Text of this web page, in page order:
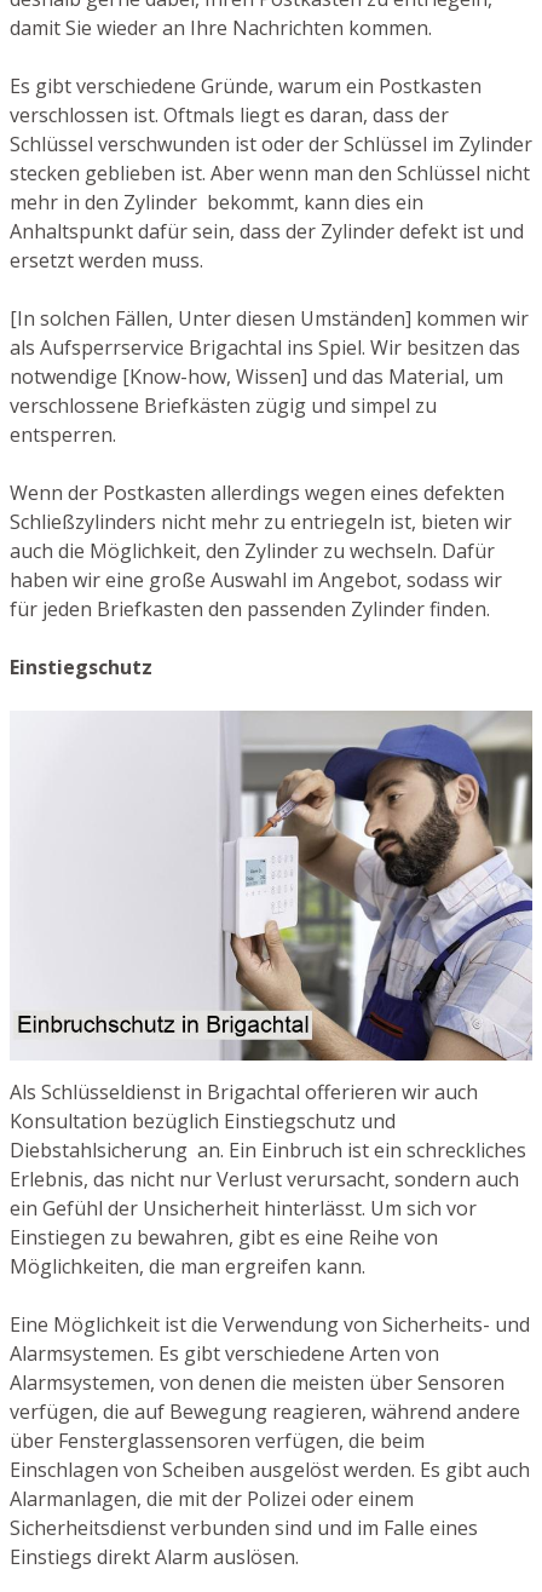
damit Sie wieder an Ihre Nachrichten kommen.
Es gibt verschiedene Gründe, warum ein Postkasten
verschlossen ist. Oftmals liegt es daran, dass der
Schlüssel verschwunden ist oder der Schlüssel im Zylinder
stecken geblieben ist. Aber wenn man den Schlüssel nicht
mehr in den Zylinder bekommt, kann dies ein
Anhaltspunkt dafür sein, dass der Zylinder defekt ist und
ersetzt werden muss.
[In solchen Fällen, Unter diesen Umständen] kommen wir
als Aufsperrservice Brigachtal ins Spiel. Wir besitzen das
notwendige [Know-how, Wissen] und das Material, um
verschlossene Briefkästen zügig und simpel zu
entsperren.
Wenn der Postkasten allerdings wegen eines defekten
Schließzylinders nicht mehr zu entriegeln ist, bieten wir
auch die Möglichkeit, den Zylinder zu wechseln. Dafür
haben wir eine große Auswahl im Angebot, sodass wir
für jeden Briefkasten den passenden Zylinder finden.
Einstiegschutz
Als Schlüsseldienst in Brigachtal offerieren wir auch
Konsultation bezüglich Einstiegschutz und
Diebstahlsicherung an. Ein Einbruch ist ein schreckliches
Erlebnis, das nicht nur Verlust verursacht, sondern auch
ein Gefühl der Unsicherheit hinterlässt. Um sich vor
Einstiegen zu bewahren, gibt es eine Reihe von
Möglichkeiten, die man ergreifen kann.
Eine Möglichkeit ist die Verwendung von Sicherheits- und
Alarmsystemen. Es gibt verschiedene Arten von
Alarmsystemen, von denen die meisten über Sensoren
verfügen, die auf Bewegung reagieren, während andere
über Fensterglassensoren verfügen, die beim
Einschlagen von Scheiben ausgelöst werden. Es gibt auch
Alarmanlagen, die mit der Polizei oder einem
Sicherheitsdienst verbunden sind und im Falle eines
Einstiegs direkt Alarm auslösen.